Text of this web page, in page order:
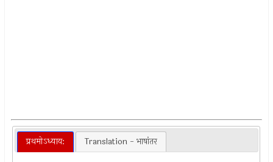
प्रथमोऽध्याय: Translation - भाषांतर